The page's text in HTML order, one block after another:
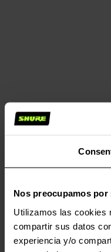
Nos preocupamos
Utilizamos las cookies
compartir sus datos
experiencia y/o